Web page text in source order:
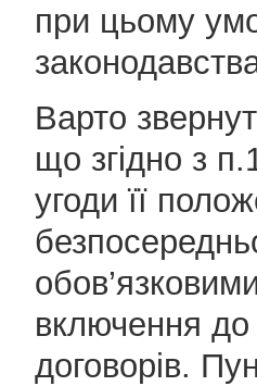
при цьому
Варто
що згідно з
угоди її
включення до
договорів.